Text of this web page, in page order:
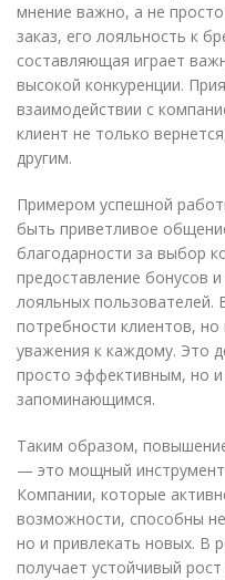
мнение важно, а не
заказ, его лояльность к
составляющая играет
высокой конкуренции.
взаимодействии с
клиент не только
другим.
Примером успешной
быть приветливое
благодарности за выбор
предоставление бонусов
лояльных пользователей.
потребности клиентов,
уважения к каждому. Это
просто эффективным, но
запоминающимся.
Таким образом,
— это мощный
Компании, которые
возможности, способны
но и привлекать новых. В
получает устойчивый